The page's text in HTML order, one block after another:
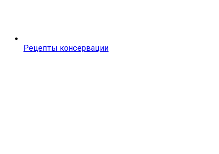
Рецепты консервации